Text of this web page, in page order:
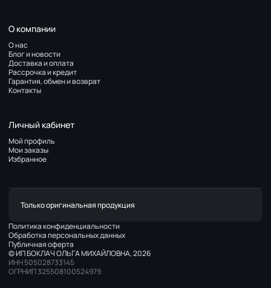
О компании
О нас
Блог и новости
Доставка и оплата
Рассрочка и кредит
Гарантия, обмен и возврат
Контакты
Личный кабинет
Мой профиль
Мои заказы
Избранное
Только оригинальная продукция
Политика конфиденциальности
Обработка персональных данных
Публичная оферта
© ИП БОКЛАЧ ОЛЬГА МИХАЙЛОВНА, 2026
ИНН 505028733145
ОГРНИП 325508100524979